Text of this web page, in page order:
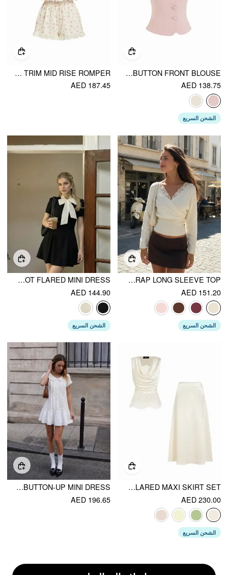
PUFF SLEEVE PETER PAN COLLAR BUTTON FRONT BLOUSE
AED 138.75
الشحن السريع
FLORAL PETER PAN COLLAR PUFF SLEEVE LACE TRIM MID RISE ROMPER
AED 187.45
KNIT V-NECK SOLID LACE TRIM WRAP LONG SLEEVE TOP
AED 151.20
الشحن السريع
STAND COLLAR BOWKNOT FLARED MINI DRESS
AED 144.90
الشحن السريع
SATIN COWL NECK LACE PANEL TOP & MID RISE FLARED MAXI SKIRT SET
AED 230.00
الشحن السريع
PETER PAN COLLAR RUFFLE BUTTON-UP MINI DRESS
AED 196.65